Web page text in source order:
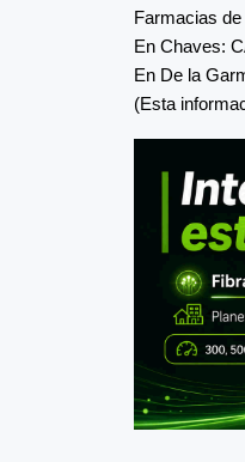
Farmacias de
En Chaves:
En De la
(Esta